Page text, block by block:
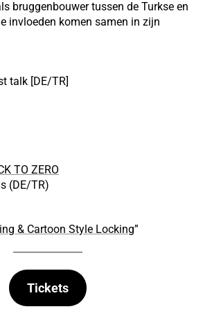
bruggenbouwer tussen de Turkse en
invloeden komen samen in zijn
talk [DE/TR]
TO ZERO
(DE/TR)
& Cartoon Style Locking”
Tickets